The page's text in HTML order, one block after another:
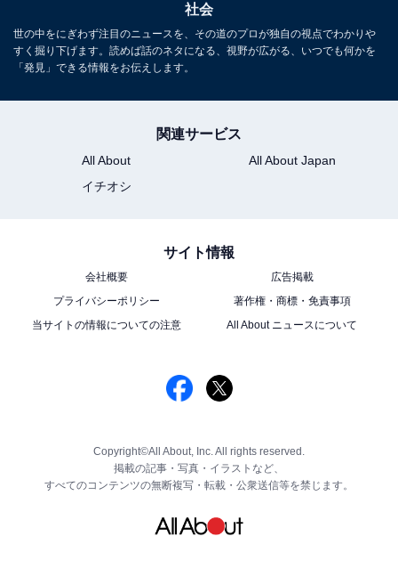
社会
世の中をにぎわず注目のニュースを、その道のプロが独自の視点でわかりや
すく掘り下げます。読めば話のネタになる、視野が広がる、いつでも何かを
「発見」できる情報をお伝えします。
関連サービス
All About
All About Japan
イチオシ
サイト情報
会社概要
広告掲載
プライバシーポリシー
著作権・商標・免責事項
当サイトの情報についての注意
All About ニュースについて
Copyright©All About, Inc. All rights reserved.
掲載の記事・写真・イラストなど、
すべてのコンテンツの無断複写・転載・公衆送信等を禁じます。